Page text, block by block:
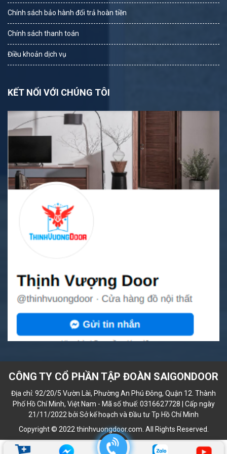
Chính sách bảo hành đổi trả hoàn tiền
Chính sách thanh toán
Điều khoản dịch vụ
KẾT NỐI VỚI CHÚNG TÔI
CÔNG TY CỔ PHẦN TẬP ĐOÀN SAIGONDOOR
Địa chỉ: 92/20/5 Vườn Lài, Phường An Phú Đông, Quận 12. Thành
Phố Hồ Chí Minh, Việt Nam - Mã số thuế: 0316627728 | Cấp ngày
21/11/2022 bởi Sở kế hoạch và Đầu tư Tp Hồ Chí Minh
Copyright © 2022 thinhvuongdoor.com. All Rights Reserved.